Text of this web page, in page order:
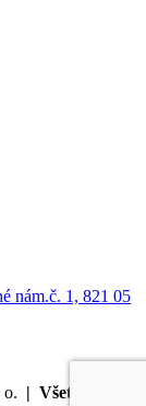
nám.č. 1, 821 05
o. | Všetky práva